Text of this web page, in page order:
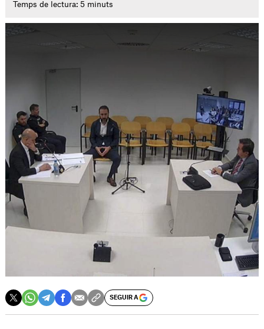
Temps de lectura: 5 minuts
SEGUIR A